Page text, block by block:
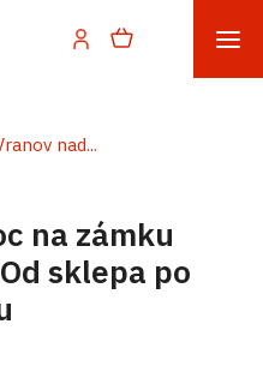
nad...
na zámku
sklepa po